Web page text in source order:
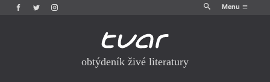
Menu
obtýdeník živé literatury